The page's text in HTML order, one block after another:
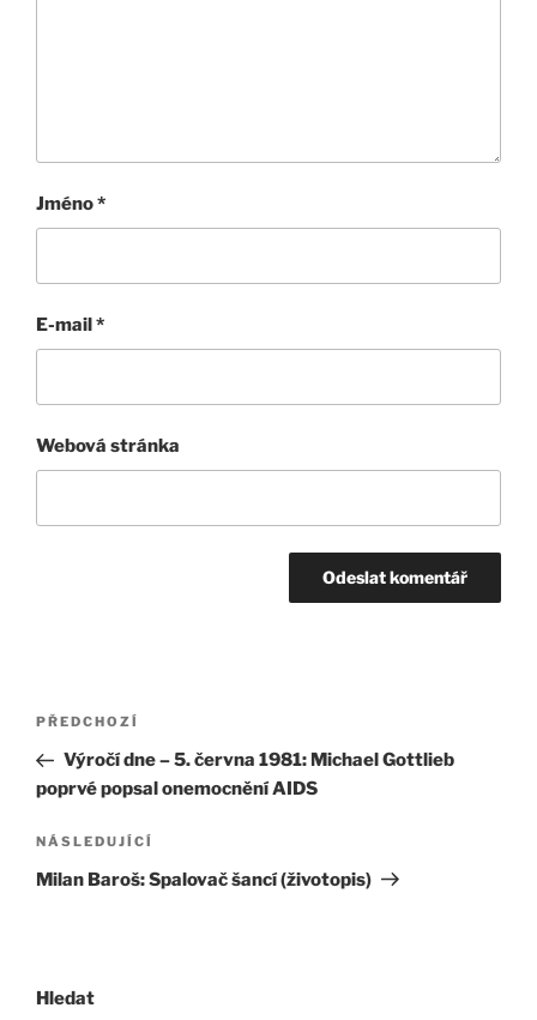
Jméno*
E-mail*
Webová stránka
Navigace
příspěvek
Předchozí
příspěvek
PŘEDCHOZÍ
Výročí dne – 5. června 1981: Michael Gottlieb
poprvé popsal onemocnění AIDS
Následující
příspěvek
NÁSLEDUJÍCÍ
Milan Baroš: Spalovač šancí (životopis)
Hledat